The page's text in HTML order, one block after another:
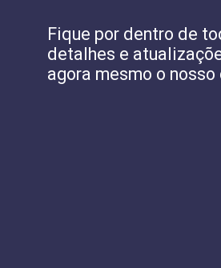
Fique por dentro de
detalhes e
agora mesmo o nosso